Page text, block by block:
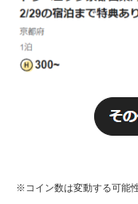
※コイン数は変動する可能